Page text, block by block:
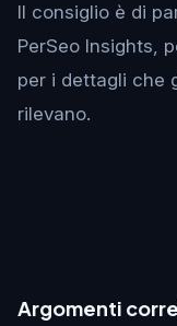
Il consiglio è di
PerSeo Insights,
per i dettagli che
rilevano.
Argomenti